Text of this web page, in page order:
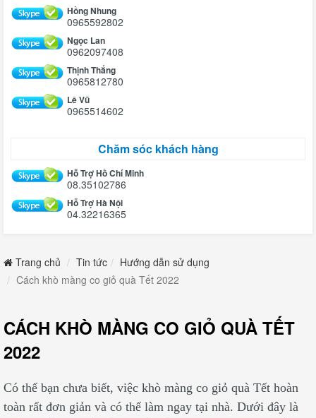
Hồng Nhung
0965592802
Ngọc Lan
0962097408
Thịnh Thắng
0965812780
Lê Vũ
0965514602
Chăm sóc khách hàng
Hỗ Trợ Hồ Chí Minh
08.35102786
Hỗ Trợ Hà Nội
04.32216365
Trang chủ Tin tức
Hướng dẫn sử dụng
Cách khò màng co giỏ quà Tết 2022
CÁCH KHÒ MÀNG CO GIỎ QUÀ TẾT
2022
Có thể bạn chưa biết, việc khò màng co giỏ quà Tết hoàn
toàn rất đơn giản và có thể làm ngay tại nhà. Dưới đây là